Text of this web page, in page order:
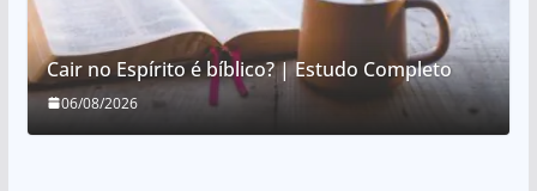
Cair no Espírito é bíblico? | Estudo Completo
06/08/2026